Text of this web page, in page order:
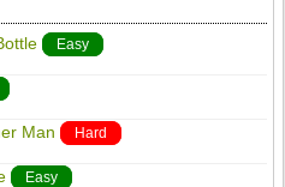
Easy
Man Hard
Easy